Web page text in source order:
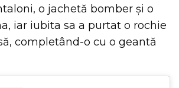
o jachetă bomber și o
iar iubita sa a purtat o rochie
completând-o cu o geantă